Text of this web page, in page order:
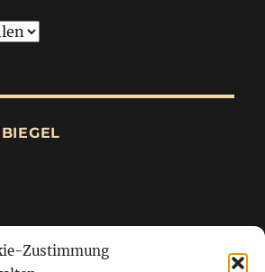
Zustimmung